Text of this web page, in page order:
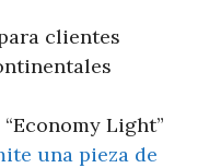
clientes
Light”
una pieza de